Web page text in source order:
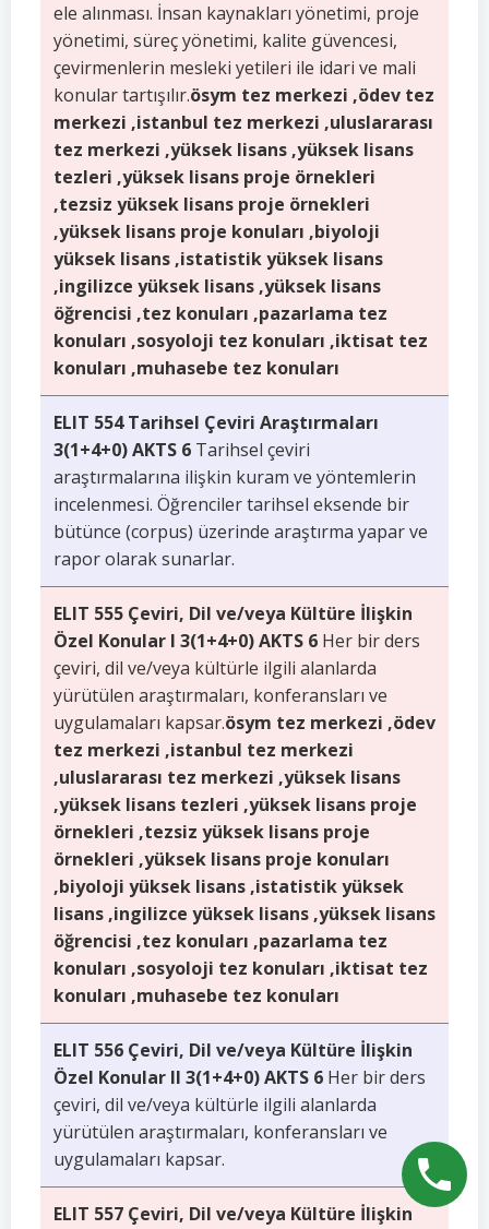
ele alınması. İnsan kaynakları yönetimi, proje
yönetimi, süreç yönetimi, kalite güvencesi,
çevirmenlerin mesleki yetileri ile idari ve mali
konular tartışılır.ösym tez merkezi ,ödev tez
merkezi ,istanbul tez merkezi ,uluslararası
tez merkezi ,yüksek lisans ,yüksek lisans
tezleri ,yüksek lisans proje örnekleri
,tezsiz yüksek lisans proje örnekleri
,yüksek lisans proje konuları ,biyoloji
yüksek lisans ,istatistik yüksek lisans
,ingilizce yüksek lisans ,yüksek lisans
öğrencisi ,tez konuları ,pazarlama tez
konuları ,sosyoloji tez konuları ,iktisat tez
konuları ,muhasebe tez konuları
ELIT 554 Tarihsel Çeviri Araştırmaları
3(1+4+0) AKTS 6 Tarihsel çeviri
araştırmalarına ilişkin kuram ve yöntemlerin
incelenmesi. Öğrenciler tarihsel eksende bir
bütünce (corpus) üzerinde araştırma yapar ve
rapor olarak sunarlar.
ELIT 555 Çeviri, Dil ve/veya Kültüre İlişkin
Özel Konular I 3(1+4+0) AKTS 6 Her bir ders
çeviri, dil ve/veya kültürle ilgili alanlarda
yürütülen araştırmaları, konferansları ve
uygulamaları kapsar.ösym tez merkezi ,ödev
tez merkezi ,istanbul tez merkezi
,uluslararası tez merkezi ,yüksek lisans
,yüksek lisans tezleri ,yüksek lisans proje
örnekleri ,tezsiz yüksek lisans proje
örnekleri ,yüksek lisans proje konuları
,biyoloji yüksek lisans ,istatistik yüksek
lisans ,ingilizce yüksek lisans ,yüksek lisans
öğrencisi ,tez konuları ,pazarlama tez
konuları ,sosyoloji tez konuları ,iktisat tez
konuları ,muhasebe tez konuları
ELIT 556 Çeviri, Dil ve/veya Kültüre İlişkin
Özel Konular II 3(1+4+0) AKTS 6 Her bir ders
çeviri, dil ve/veya kültürle ilgili alanlarda
yürütülen araştırmaları, konferansları ve
uygulamaları kapsar.
ELIT 557 Çeviri, Dil ve/veya Kültüre İlişkin